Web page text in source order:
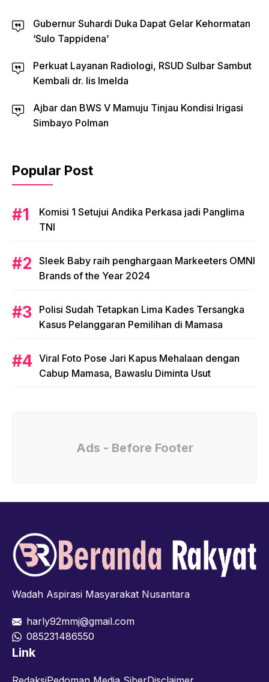
Gubernur Suhardi Duka Dapat Gelar Kehormatan
‘Sulo Tappidena’
Perkuat Layanan Radiologi, RSUD Sulbar Sambut
Kembali dr. Iis Imelda
Ajbar dan BWS V Mamuju Tinjau Kondisi Irigasi
Simbayo Polman
Popular Post
Komisi 1 Setujui Andika Perkasa jadi Panglima
TNI
Sleek Baby raih penghargaan Markeeters OMNI
Brands of the Year 2024
Polisi Sudah Tetapkan Lima Kades Tersangka
Kasus Pelanggaran Pemilihan di Mamasa
Viral Foto Pose Jari Kapus Mehalaan dengan
Cabup Mamasa, Bawaslu Diminta Usut
Ads - Before Footer
Wadah Aspirasi Masyarakat Nusantara
harly92mmj@gmail.com
085231486550
Link